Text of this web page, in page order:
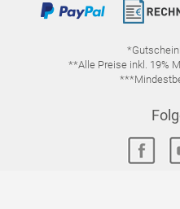
**Alle Preise inkl. 19%